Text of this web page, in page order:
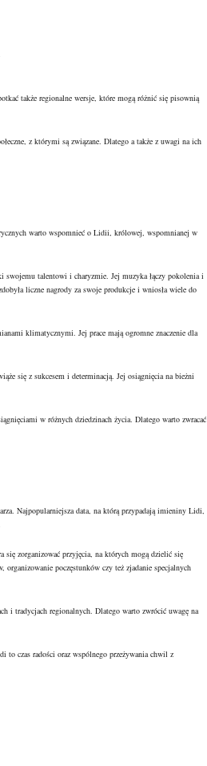
także regionalne wersje, które mogą różnić się pisownią
z którymi są związane. Dlatego a także z uwagi na ich
warto wspomnieć o Lidii, królowej, wspomnianej w
swojemu talentowi i charyzmie. Jej muzyka łączy pokolenia i
liczne nagrody za swoje produkcje i wniosła wiele do
klimatycznymi. Jej prace mają ogromne znaczenie dla
się z sukcesem i determinacją. Jej osiągnięcia na bieżni
w różnych dziedzinach życia. Dlatego warto zwracać
Najpopularniejsza data, na którą przypadają imieniny Lidi,
zorganizować przyjęcia, na których mogą dzielić się
poczęstunków czy też zjadanie specjalnych
i tradycjach regionalnych. Dlatego warto zwrócić uwagę na
to czas radości oraz wspólnego przeżywania chwil z